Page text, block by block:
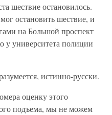
шествие остановилось.
остановить шествие, и
на Большой проспект
у университета полиции
истинно-русски.
оценку этого
подъема, мы не можем